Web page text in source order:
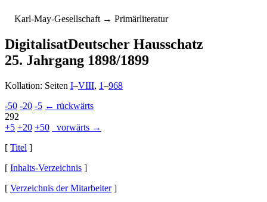
Karl-May-Gesellschaft → Primärliteratur
DigitalisatDeutscher Hausschatz
25. Jahrgang 1898/1899
Kollation: Seiten I–VIII, 1–968
-50 -20 -5 ← rückwärts
292
+5 +20 +50
vorwärts →
[ Titel ]
[ Inhalts-Verzeichnis ]
[ Verzeichnis der Mitarbeiter]